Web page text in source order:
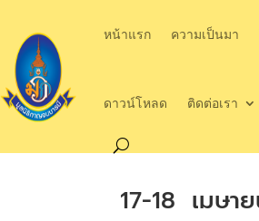
หน้าแรก ความเป็นมา
ดาวน์โหลด ติดต่อเรา
17-18 เมษา